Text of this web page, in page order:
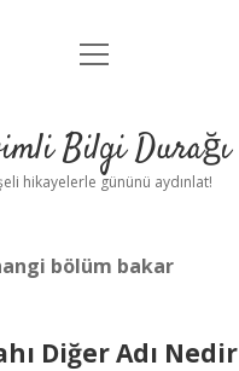
Anasayfa
Yasal Uyarı
menüyü
Bilgi Durağı
hikayelerle gününü aydınlat!
bölüm bakar
Diğer Adı Nedir